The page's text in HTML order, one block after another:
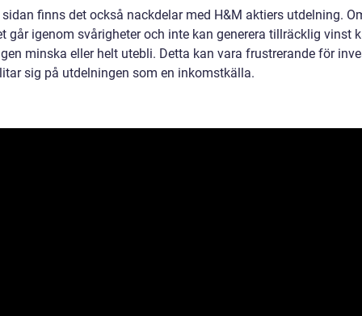
finns det också nackdelar med H&M aktiers utdelning.
går igenom svårigheter och inte kan generera tillräcklig vinst
minska eller helt utebli. Detta kan vara frustrerande för
sig på utdelningen som en inkomstkälla.